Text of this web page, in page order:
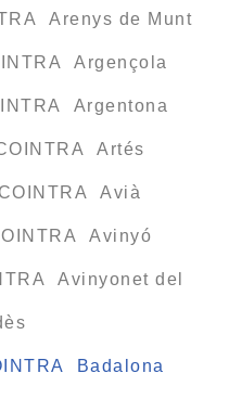
Arenys de Munt
Argençola
Argentona
Artés
Avià
Avinyó
Avinyonet del
Badalona